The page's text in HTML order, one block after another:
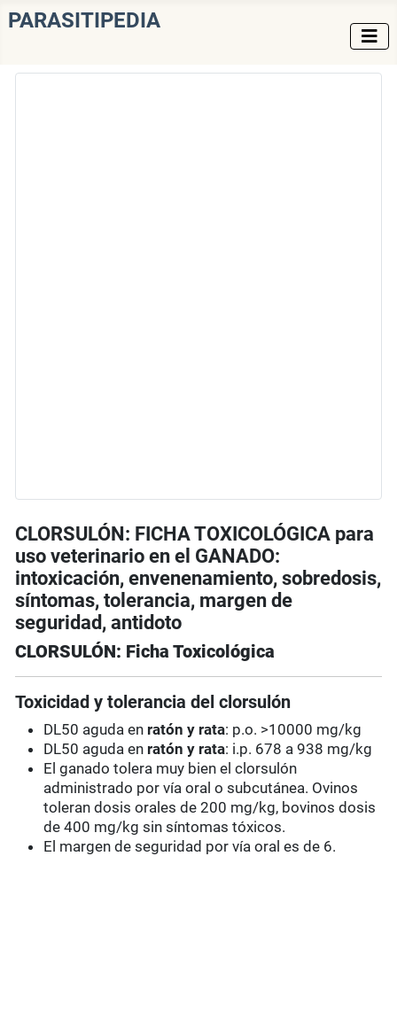
PARASITIPEDIA
CLORSULÓN: FICHA TOXICOLÓGICA para
uso veterinario en el GANADO:
intoxicación, envenenamiento, sobredosis,
síntomas, tolerancia, margen de
seguridad, antidoto
CLORSULÓN: Ficha Toxicológica
Toxicidad y tolerancia del clorsulón
DL50 aguda en ratón y rata: p.o. >10000 mg/kg
DL50 aguda en ratón y rata: i.p. 678 a 938 mg/kg
El ganado tolera muy bien el clorsulón
administrado por vía oral o subcutánea. Ovinos
toleran dosis orales de 200 mg/kg, bovinos dosis
de 400 mg/kg sin síntomas tóxicos.
El margen de seguridad por vía oral es de 6.